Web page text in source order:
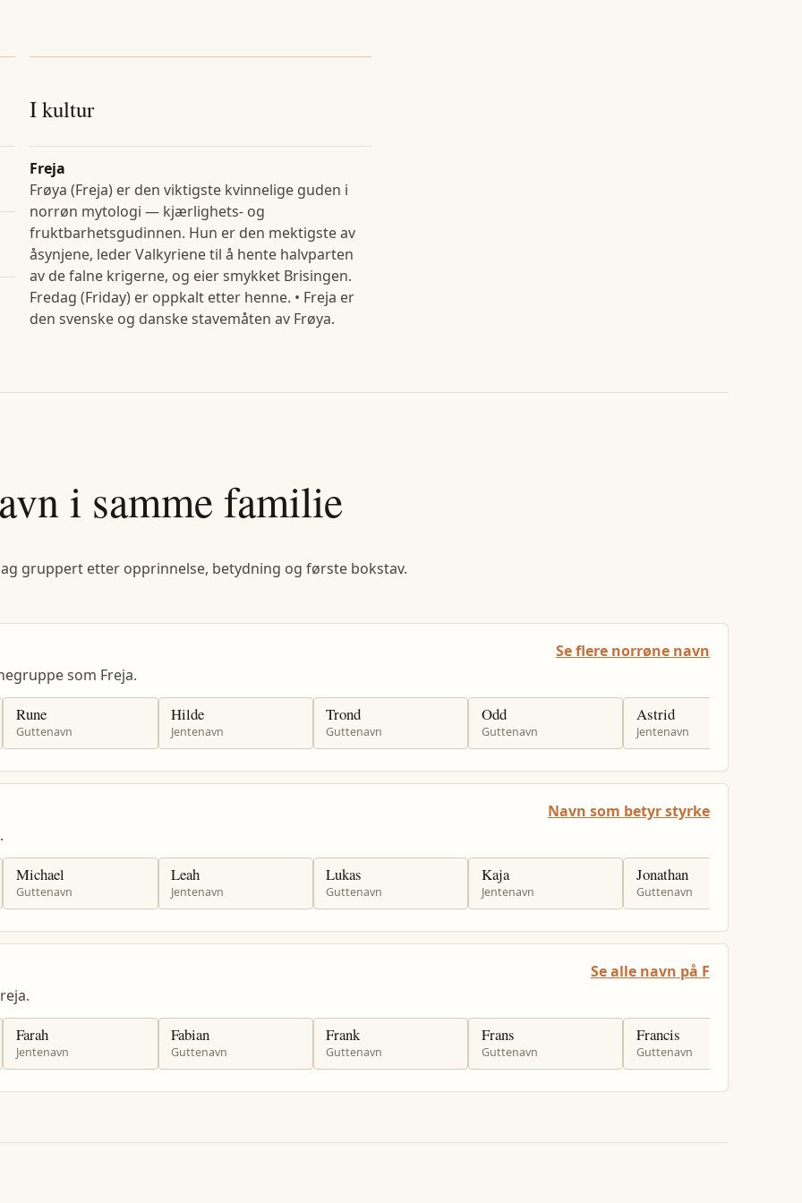
I kultur
Freja
Frøya (Freja) er den viktigste kvinnelige guden i
norrøn mytologi — kjærlighets- og
fruktbarhetsgudinnen. Hun er den mektigste av
åsynjene, leder Valkyriene til å hente halvparten
av de falne krigerne, og eier smykket Brisingen.
Fredag (Friday) er oppkalt etter henne. • Freja er
den svenske og danske stavemåten av Frøya.
i samme familie
gruppert etter opprinnelse, betydning og første bokstav.
som Freja.
Se flere norrøne navn
Rune
Guttenavn
Hilde
Jentenavn
Trond
Guttenavn
Odd
Guttenavn
Astrid
Jentenavn
Navn som betyr styrke
Michael
Guttenavn
Leah
Jentenavn
Lukas
Guttenavn
Kaja
Jentenavn
Jonathan
Guttenavn
Se alle navn på F
Farah
Jentenavn
Fabian
Guttenavn
Frank
Guttenavn
Frans
Guttenavn
Francis
Guttenavn